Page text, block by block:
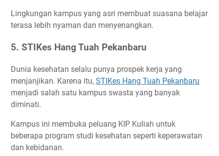
Lingkungan kampus yang asri membuat suasana belajar
terasa lebih nyaman dan menyenangkan.
5. STIKes Hang Tuah Pekanbaru
Dunia kesehatan selalu punya prospek kerja yang
menjanjikan. Karena itu, STIKes Hang Tuah Pekanbaru
menjadi salah satu kampus swasta yang banyak
diminati.
Kampus ini membuka peluang KIP Kuliah untuk
beberapa program studi kesehatan seperti keperawatan
dan kebidanan.